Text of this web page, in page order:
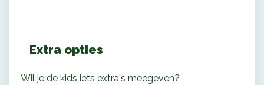
Extra opties
Wil je de kids iets extra's meegeven?